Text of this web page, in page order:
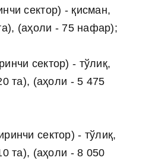
сектор) - қисман,
(аҳоли - 75 нафар);
сектор) - тўлиқ,
та), (аҳоли - 5 475
сектор) - тўлиқ,
та), (аҳоли - 8 050